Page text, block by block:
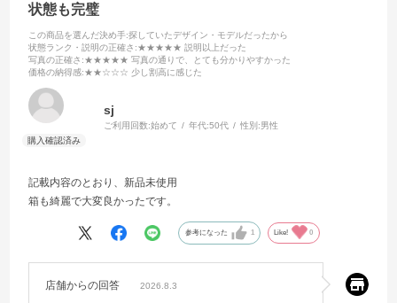
状態も完璧
この商品を選んだ決め手:探していたデザイン・モデルだったから
状態ランク・説明の正確さ :★★★★★ 説明以上だった
写真の正確さ :★★★★★ 写真の通りで、とても分かりやすかった
価格の納得感:★★☆☆☆ 少し割高に感じた
sj
ご利用回数:始めて 年代:50代 性別:男性
記載内容のとおり、新品未使用
箱も綺麗で大変良かったです。
参考になった 1 Like! 0
店舗からの回答 2026.8.3